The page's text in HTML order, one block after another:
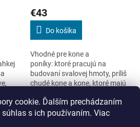
cookie. Ďalším prechádzaním
s ich používaním. Viac
v...
€43
Do košíka
Vhodné pre kone a
poníky: ktoré pracujú na
budovaní svalovej hmoty, príliš
chudé kone a kone, ktoré majú
hmotnosti...
O
položiek celkom